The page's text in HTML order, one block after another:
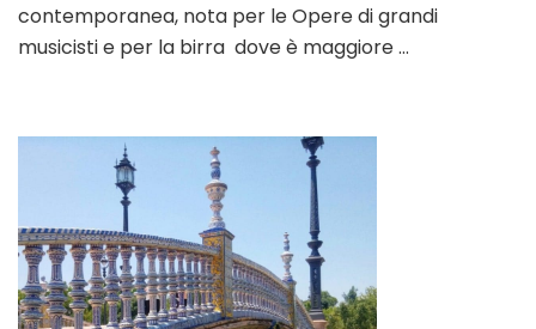
contemporanea, nota per le Opere di grandi
musicisti e per la birra dove è maggiore …